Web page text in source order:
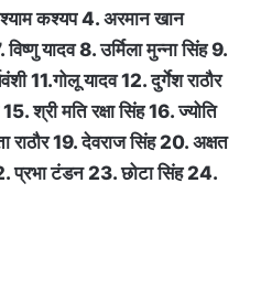
कश्यप 4. अरमान खान
यादव 8. उर्मिला मुन्ना सिंह 9.
11.गोलू यादव 12. दुर्गेश राठौर
श्री मति रक्षा सिंह 16. ज्योति
राठौर 19. देवराज सिंह 20. अक्षत
टंडन 23. छोटा सिंह 24.